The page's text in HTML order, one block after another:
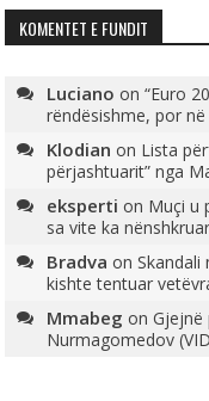
KOMENTET E FUNDIT
Luciano on“Euro
rëndësishme, por
Klodian on Lista
përjashtuarit” nga
eksperti on Muçi u
sa vite ka nënshkruar
Bradva onSkandali
kishte tentuar
Mmabeg onGjejnë
Nurmagomedov